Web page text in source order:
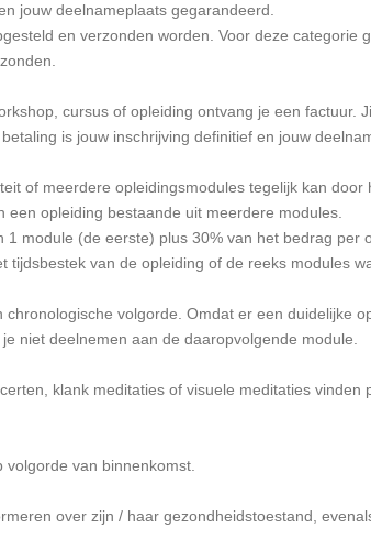
jouw deelnameplaats gegarandeerd.
en verzonden worden. Voor deze categorie
cursus of opleiding ontvang je een factuur.
is jouw inschrijving definitief en jouw
of meerdere opleidingsmodules tegelijk kan door
opleiding bestaande uit meerdere modules.
module (de eerste) plus 30% van het bedrag per
van de opleiding of de reeks modules
volgorde. Omdat er een duidelijke
niet deelnemen aan de daaropvolgende module.
klank meditaties of visuele meditaties vinden
van binnenkomst.
over zijn / haar gezondheidstoestand,